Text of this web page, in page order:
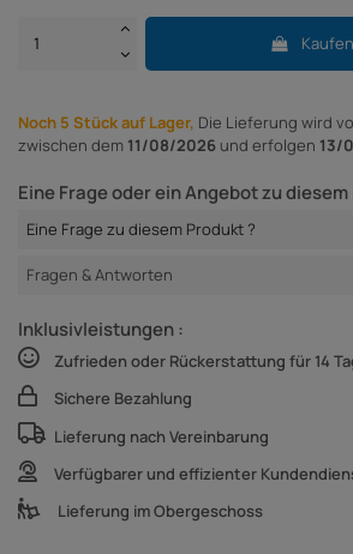
Kaufen
Noch 5 Stück auf Lager, Die Lieferung wird
zwischen dem 11/08/2026 und erfolgen 13/
Eine Frage oder ein Angebot zu
Eine Frage zu diesem Produkt ?
Fragen & Antworten
Inklusivleistungen :
Zufrieden oder Rückerstattung für 14
Sichere Bezahlung
Lieferung nach Vereinbarung
Verfügbarer und effizienter
Lieferung im Obergeschoss